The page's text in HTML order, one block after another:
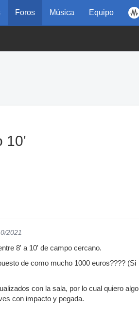
Foros Música Equipo
10'
2021
8' a 10' de campo cercano.
de como mucho 1000 euros???? (Si
con la sala, por lo cual quiero algo
con impacto y pegada.